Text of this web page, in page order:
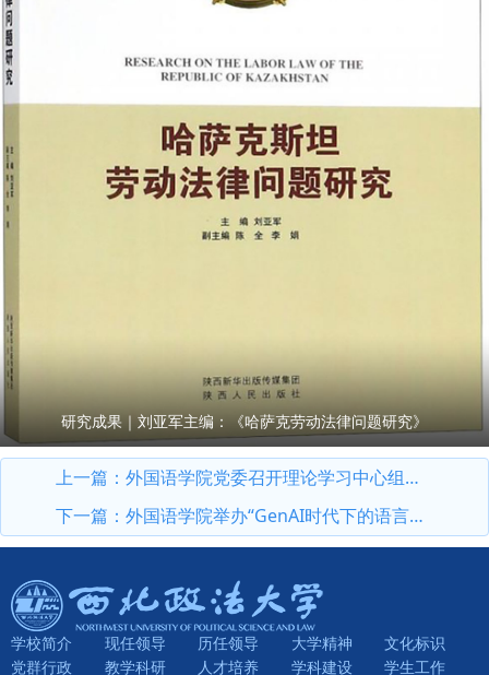
研究成果｜刘亚军主编：《哈萨克劳动法律问题研究》
上一篇： 外国语学院党委召开理论学习中心组（扩大）学习会议
下一篇： 外国语学院举办“GenAI时代下的语言服务与语言人才培养”专题讲座
学校简介 现任领导 历任领导 大学精神
文化标识
党群行政
教学科研 人才培养 学科建设 学生工作